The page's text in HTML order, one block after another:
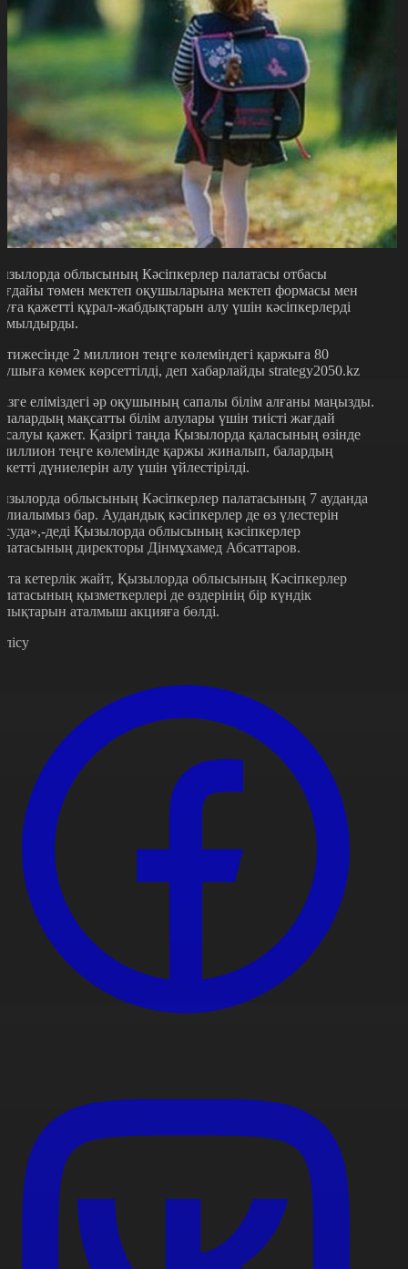
облысының Кәсіпкерлер палатасы отбасы
төмен мектеп оқушыларына мектеп формасы мен
қажетті құрал-жабдықтарын алу үшін кәсіпкерлерді
2 миллион теңге көлеміндегі қаржыға 80
көмек көрсеттілді, деп хабарлайды strategy2050.kz
еліміздегі әр оқушының сапалы білім алғаны маңызды.
мақсатты білім алулары үшін тиісті жағдай
қажет. Қазіргі таңда Қызылорда қаласының өзінде
теңге көлемінде қаржы жиналып, балардың
дүниелерін алу үшін үйлестірілді.
облысының Кәсіпкерлер палатасының 7 ауданда
бар. Аудандық кәсіпкерлер де өз үлестерін
деді Қызылорда облысының кәсіпкерлер
директоры Дінмұхамед Абсаттаров.
кетерлік жайт, Қызылорда облысының Кәсіпкерлер
қызметкерлері де өздерінің бір күндік
аталмыш акцияға бөлді.